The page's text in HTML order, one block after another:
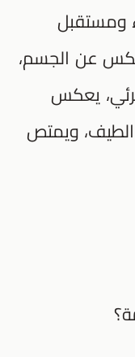
ومستقبل
عن الجسم،
يعكس
الطيف، ويمتص